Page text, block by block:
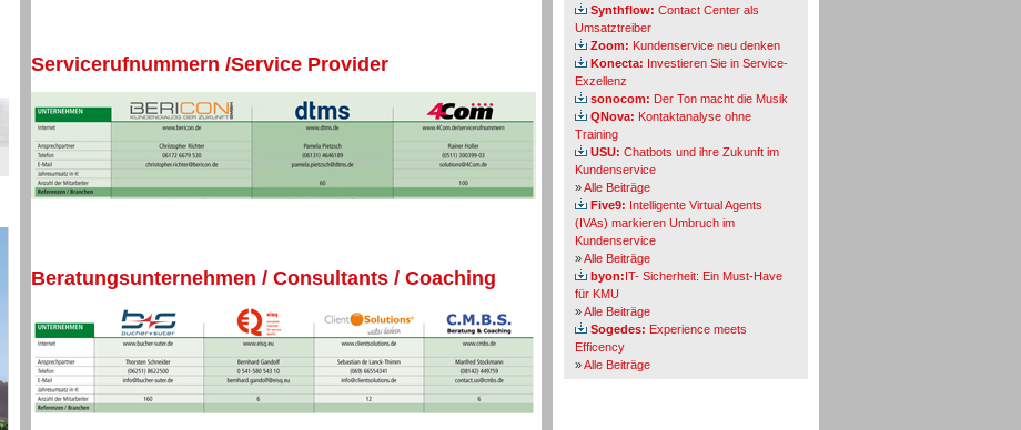
Servicerufnummern /Service Provider
Beratungsunternehmen / Consultants / Coaching
Synthflow: Contact Center als
Umsatztreiber
Zoom: Kundenservice neu denken
Konecta: Investieren Sie in Service-
Exzellenz
sonocom: Der Ton macht die Musik
QNova: Kontaktanalyse ohne
Training
USU: Chatbots und ihre Zukunft im
Kundenservice
»Alle Beiträge
Five9: Intelligente Virtual Agents
(IVAs) markieren Umbruch im
Kundenservice
»Alle Beiträge
byon:IT- Sicherheit: Ein Must-Have
für KMU
»Alle Beiträge
Sogedes: Experience meets
Efficency
»Alle Beiträge